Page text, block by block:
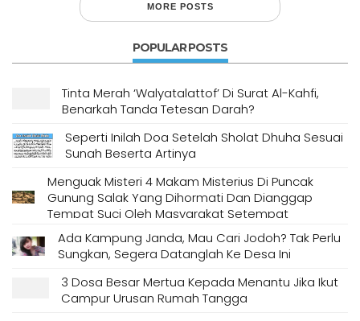
MORE POSTS
POPULAR POSTS
Tinta Merah ‘Walyatalattof’ Di Surat Al-Kahfi,
Benarkah Tanda Tetesan Darah?
Seperti Inilah Doa Setelah Sholat Dhuha Sesuai
Sunah Beserta Artinya
Menguak Misteri 4 Makam Misterius Di Puncak
Gunung Salak Yang Dihormati Dan Dianggap
Tempat Suci Oleh Masyarakat Setempat
Ada Kampung Janda, Mau Cari Jodoh? Tak Perlu
Sungkan, Segera Datanglah Ke Desa Ini
3 Dosa Besar Mertua Kepada Menantu Jika Ikut
Campur Urusan Rumah Tangga